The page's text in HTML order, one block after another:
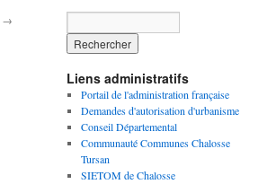
→
Liens administratifs
Portail de l'administration française
Demandes d'autorisation d'urbanisme
Conseil Départemental
Communauté Communes Chalosse
Tursan
SIETOM de Chalosse